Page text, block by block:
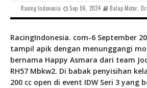
Racing Indonesia Sep 06, 2024 Balap Motor,
RacingIndonesia. com-6 September
tampil apik dengan menunggangi
bernama Happy Asmara dari team
RH57 Mbkw2. Di babak penyisihan
200 cc open di event IDW Seri 3 yang